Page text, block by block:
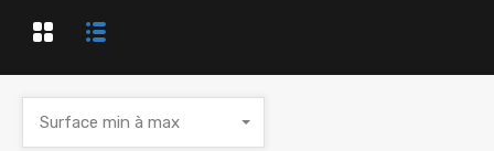
Surface min à max